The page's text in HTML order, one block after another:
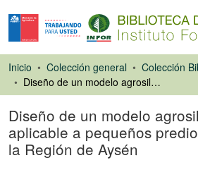
Inicio Colección general
Colección
Diseño de un modelo agrosilvopastoril aplicable a pequeños predios agrícolas de la Región de Aysén
Diseño de un modelo
aplicable a pequeños
la Región de Aysén